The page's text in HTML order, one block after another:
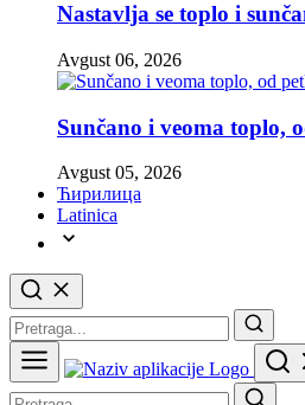
Nastavlja se toplo i
Avgust 06, 2026
Sunčano i veoma toplo,
Avgust 05, 2026
Ћирилица
Latinica